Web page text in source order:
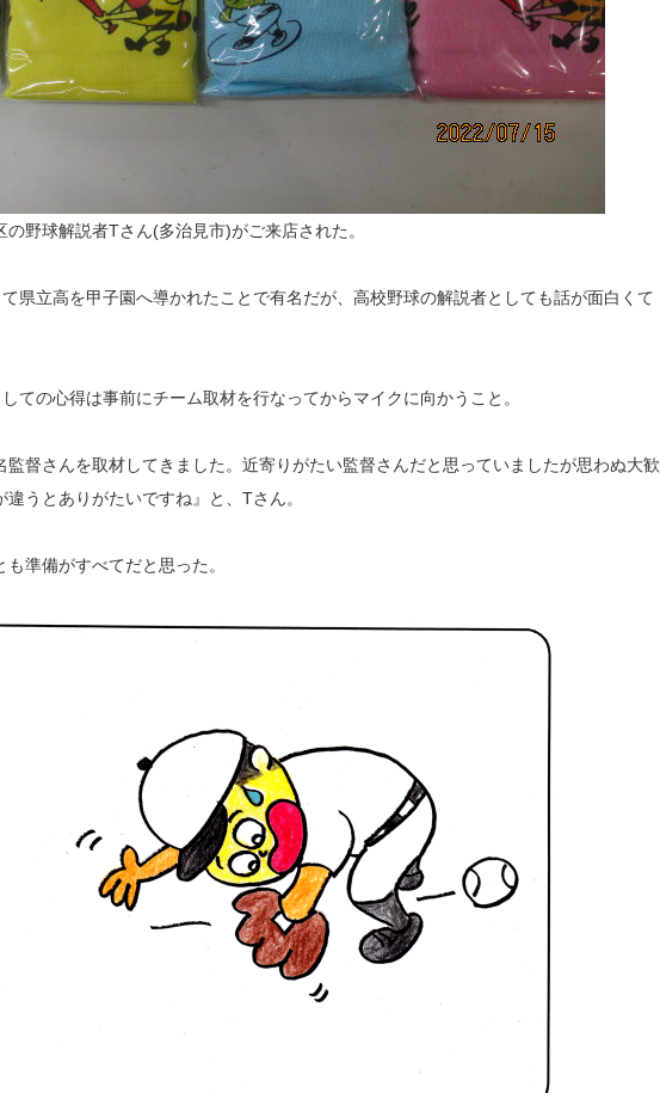
野球解説者Tさん(多治見市)がご来店された。
県立高を甲子園へ導かれたことで有名だが、高校野球の解説者としても話が面白くて
ての心得は事前にチーム取材を行なってからマイクに向かうこと。
監督さんを取材してきました。近寄りがたい監督さんだと思っていましたが思わぬ大歓
うとありがたいですね』と、Tさん。
準備がすべてだと思った。